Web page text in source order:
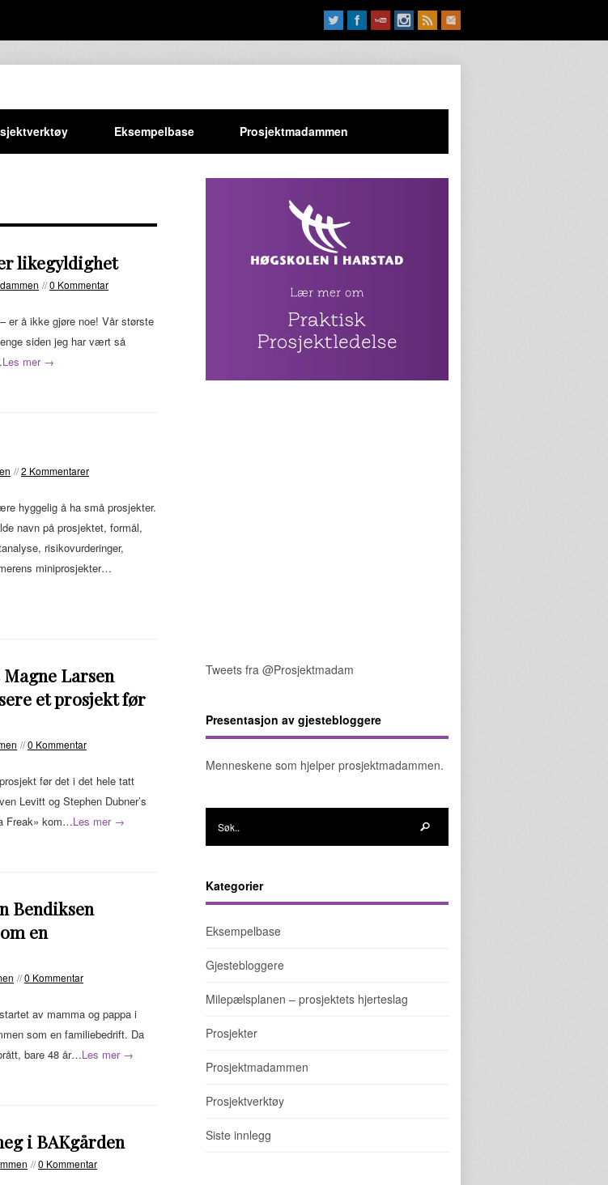
Eksempelbase Prosjektmadammen
likegyldighet
//0 Kommentar
er å ikke gjøre noe! Vår største
siden jeg har vært så
Les mer →
//2 Kommentarer
hyggelig å ha små prosjekter.
navn på prosjektet, formål,
risikovurderinger,
miniprosjekter…
Larsen
et prosjekt før
//0 Kommentar
før det i det hele tatt
Levitt og Stephen Dubner’s
Freak» kom…Les mer →
Bendiksen
en
//0 Kommentar
av mamma og pappa i
som en familiebedrift. Da
bare 48 år…Les mer →
i BAKgården
//0 Kommentar
Tweets fra @Prosjektmadam
Presentasjon av gjestebloggere
Menneskene som hjelper prosjektmadammen.
Kategorier
Eksempelbase
Gjestebloggere
Milepælsplanen – prosjektets hjerteslag
Prosjekter
Prosjektmadammen
Prosjektverktøy
Siste innlegg